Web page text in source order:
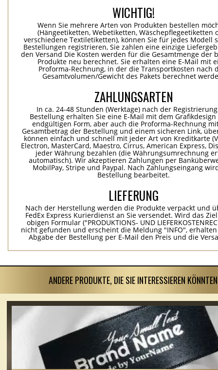
WICHTIG!
Wenn Sie mehrere Arten von Produkten bestellen
(Hängeetiketten, Webetiketten, Wäschepflegeetiketten
verschiedene Textiletiketten), können Sie für jedes Modell
Bestellungen registrieren, Sie zahlen eine einzige
den Versand Die Kosten werden für die Gesamtmenge der
Produkte neu berechnet. Sie erhalten eine E-Mail mit
Proforma-Rechnung, in der die Transportkosten nach
Gesamtvolumen/Gewicht des Pakets berechnet
ZAHLUNGSARTEN
In ca. 24-48 Stunden (Werktage) nach der
Bestellung erhalten Sie eine E-Mail mit dem
endgültigen Form, aber auch die Proforma-Rechnung
Gesamtbetrag der Bestellung und einem sicheren Link,
können einfach und schnell mit jeder Art von Kreditkarte
Electron, MasterCard, Maestro, Cirrus, American Express,
jeder Währung bezahlen (die Währungsumrechnung
automatisch). Wir akzeptieren Zahlungen per
MobilPay, Stripe und Paypal. Nach Zahlungseingang
Bestellung bearbeitet.
LIEFERUNG
Nach der Herstellung werden die Produkte verpackt und
FedEx Express Kurierdienst an Sie versendet. Wird das
obigen Formular ("PRODUKTIONS- UND
nicht gefunden und erscheint die Meldung "INFO", erhalten
Abgabe der Bestellung per E-Mail den Preis und die
ANDERE PRODUKTE, DIE SIE INTERESSIEREN